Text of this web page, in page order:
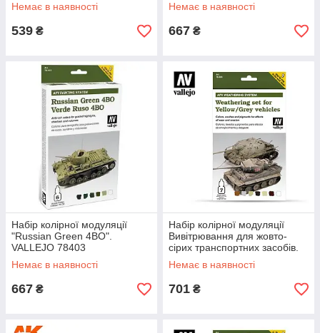
Немає в наявності
539 ₴
Немає в наявності
667 ₴
Набір колірної модуляції
"Russian Green 4BO".
VALLEJO 78403
Немає в наявності
667 ₴
Набір колірної модуляції
Вивітрювання для жовто-
сірих транспортних засобів.
VALLEJO 78405
Немає в наявності
701 ₴